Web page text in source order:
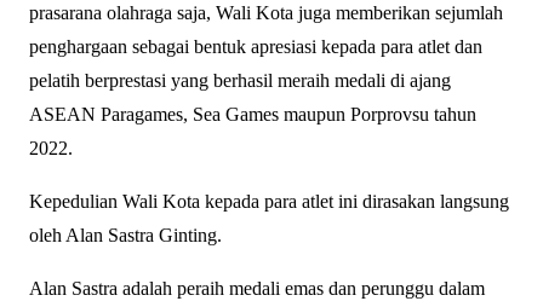
prasarana olahraga saja, Wali Kota juga memberikan sejumlah
penghargaan sebagai bentuk apresiasi kepada para atlet dan
pelatih berprestasi yang berhasil meraih medali di ajang
ASEAN Paragames, Sea Games maupun Porprovsu tahun
2022.
Kepedulian Wali Kota kepada para atlet ini dirasakan langsung
oleh Alan Sastra Ginting.
Alan Sastra adalah peraih medali emas dan perunggu dalam